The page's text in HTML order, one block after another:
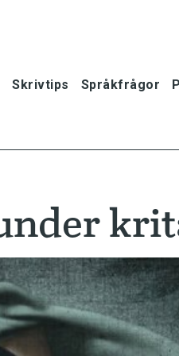
Skrivtips Språkfrågor